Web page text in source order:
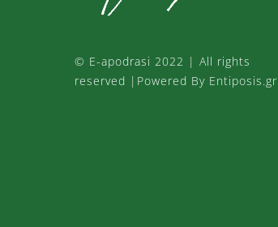
© E-apodrasi 2022 | All rights
reserved |Powered By Entiposis.gr